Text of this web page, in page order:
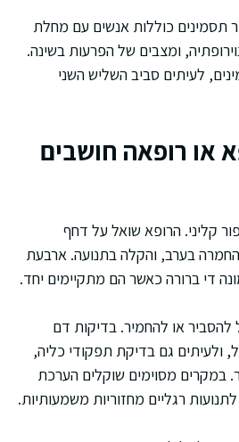
תסמינים כוללות אנשים עם מחלת
ומצבים של הפרעות בשינה.
לעיתים סביב השליש השני
או רופאה חושבים
קליני. הרופא שואל על דחף
בערב, והקלה בתנועה. ארבעת
די ברורה כאשר הם מתקיימים יחד.
להסביר או להחמיר. בדיקות דם
ולעיתים גם בדיקת תפקודי כליה,
במקרים מסוימים שוקלים הערכת
רגליים מחזוריות משמעותיות.